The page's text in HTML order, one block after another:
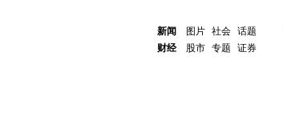
新闻
图片 社会 话题
财经
股市 专题 证券